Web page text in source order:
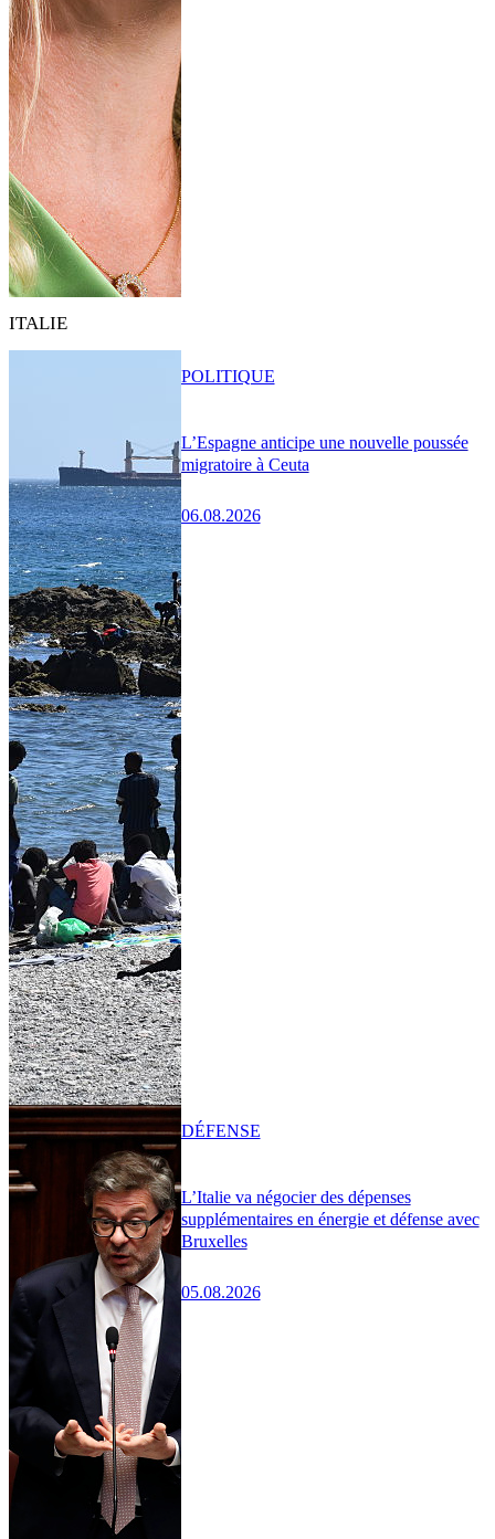
ITALIE
L’Espagne anticipe une nouvelle poussée
migratoire à Ceuta
06.08.2026
POLITIQUE
L’Italie va négocier des dépenses
supplémentaires en énergie et défense avec
Bruxelles
05.08.2026
DÉFENSE